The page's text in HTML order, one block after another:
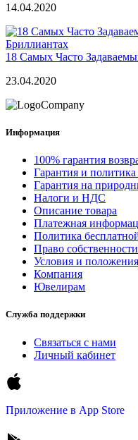
14.04.2020
18 Самых Часто
23.04.2020
Информация
100% гарантия
Гарантия и
Гарантия на
Налоги и НДС
Описание товара
Платежная
Политика
Право
Условия и положения
Компания
Ювелирам
Служба поддержки
Связаться с нами
Личный кабинет
Приложение в App Store